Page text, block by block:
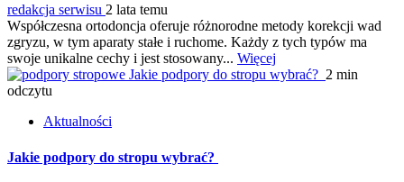
redakcja serwisu 2 lata temu
Współczesna ortodoncja oferuje różnorodne metody korekcji wad
zgryzu, w tym aparaty stałe i ruchome. Każdy z tych typów ma
swoje unikalne cechy i jest stosowany... Więcej
Jakie podpory do stropu wybrać? 2 min
odczytu
Aktualności
Jakie podpory do stropu wybrać?